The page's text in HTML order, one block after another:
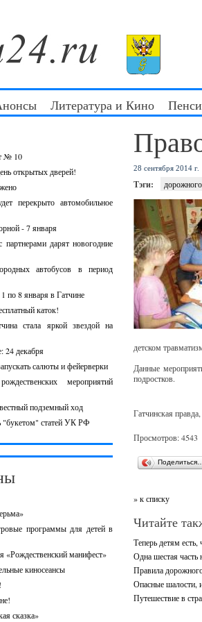
Литература и Кино
№ 10
открытых дверей!
перекрыто автомобильное
- 7 января
дарят новогодние
автобусов в период
по 8 января в Гатчине
каток!
стала яркой звездой на
24 декабря
салюты и фейерверки
мероприятий
подземный ход
"букетом" статей УК РФ
программы для детей в
«Рождественский манифест»
киносеансы
сказка»
28 сентября 2014 г.
Тэги: дорожного
детском
Данные
подростков.
Гатчинская
Просмотров: 4543
Поделиться…
» к списку
Читайте
Теперь детям есть,
Одна шестая часть
Правила
Опасные шалости,
Путешествие в